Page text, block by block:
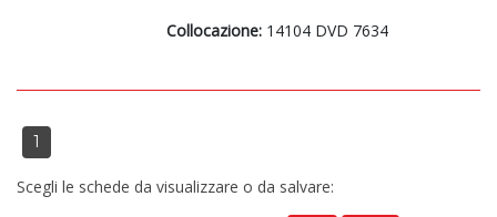
Collocazione: 14104 DVD 7634
1
Scegli le schede da visualizzare o da salvare: